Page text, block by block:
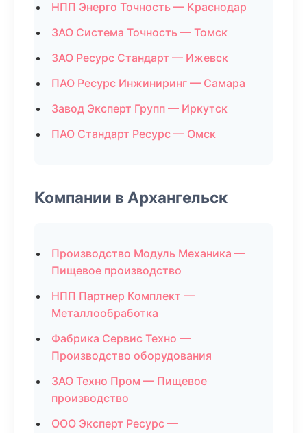
НПП Энерго Точность — Краснодар
ЗАО Система Точность — Томск
ЗАО Ресурс Стандарт — Ижевск
ПАО Ресурс Инжиниринг — Самара
Завод Эксперт Групп — Иркутск
ПАО Стандарт Ресурс — Омск
Компании в Архангельск
Производство Модуль Механика —
Пищевое производство
НПП Партнер Комплект —
Металлообработка
Фабрика Сервис Техно —
Производство оборудования
ЗАО Техно Пром — Пищевое
производство
ООО Эксперт Ресурс —